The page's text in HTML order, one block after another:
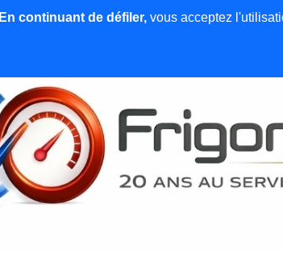
News et articles
En continuant de défiler,vous acceptez